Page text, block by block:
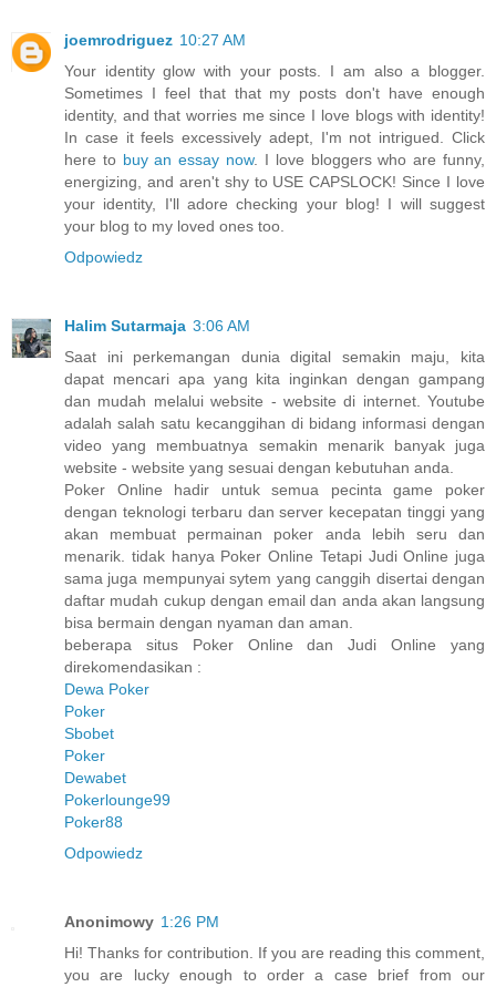
joemrodriguez 10:27 AM
Your identity glow with your posts. I am also a blogger.
Sometimes I feel that that my posts don't have enough
identity, and that worries me since I love blogs with identity!
In case it feels excessively adept, I'm not intrigued. Click
here to buy an essay now. I love bloggers who are funny,
energizing, and aren't shy to USE CAPSLOCK! Since I love
your identity, I'll adore checking your blog! I will suggest
your blog to my loved ones too.
Odpowiedz
Halim Sutarmaja 3:06 AM
Saat ini perkemangan dunia digital semakin maju, kita
dapat mencari apa yang kita inginkan dengan gampang
dan mudah melalui website - website di internet. Youtube
adalah salah satu kecanggihan di bidang informasi dengan
video yang membuatnya semakin menarik banyak juga
website - website yang sesuai dengan kebutuhan anda.
Poker Online hadir untuk semua pecinta game poker
dengan teknologi terbaru dan server kecepatan tinggi yang
akan membuat permainan poker anda lebih seru dan
menarik. tidak hanya Poker Online Tetapi Judi Online juga
sama juga mempunyai sytem yang canggih disertai dengan
daftar mudah cukup dengan email dan anda akan langsung
bisa bermain dengan nyaman dan aman.
beberapa situs Poker Online dan Judi Online yang
direkomendasikan :
Dewa Poker
Poker
Sbobet
Poker
Dewabet
Pokerlounge99
Poker88
Odpowiedz
Anonimowy 1:26 PM
Hi! Thanks for contribution. If you are reading this comment,
you are lucky enough to order a case brief from our